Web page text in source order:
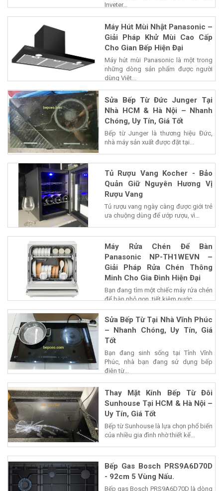
Inveter...
Máy Hút Mùi Nhật Panasonic –
Giải Pháp Khử Mùi Cao Cấp
Cho Gian Bếp Hiện Đại
Máy hút mùi Panasonic là một trong
những dòng sản phẩm được người
dùng Việt...
Sửa Bếp Từ Đức Junger Tại
Nhà HCM & Hà Nội – Nhanh
Chóng, Uy Tín, Giá Tốt
Bếp từ Junger là thương hiệu Đức,
nhà máy sản xuất được đặt tại...
Tủ Rượu Vang Kocher - Bảo
Quản Giữ Nguyên Hương Vị
Rượu Vang
Tủ rượu vang ngày càng được giới trẻ
ưa chuộng dùng để ướp rượu, vì...
Máy Rửa Chén Để Bàn
Panasonic NP-TH1WEVN –
Giải Pháp Rửa Chén Thông
Minh Cho Gia Đình Hiện Đại
Bạn đang tìm một chiếc máy rửa chén
để bàn nhỏ gọn, tiết kiệm nước...
Sửa Bếp Từ Tại Nhà Vĩnh Phúc
– Nhanh Chóng, Uy Tín, Giá
Tốt
Bạn đang sinh sống tại Tỉnh Vĩnh
Phúc, nhà bạn đang sử dụng bếp
điện từ...
Thay Mặt Kính Bếp Từ Đôi
Sunhouse Tại HCM & Hà Nội –
Uy Tín, Giá Tốt
Bếp từ Sunhouse là lựa chọn phổ biến
của nhiều gia đình nhờ thiết kế...
Bếp Gas Bosch PRS9A6D70D
- 92cm 5 Vùng Nấu.
Bếp gas Bosch PRS9A6D70D là dòng